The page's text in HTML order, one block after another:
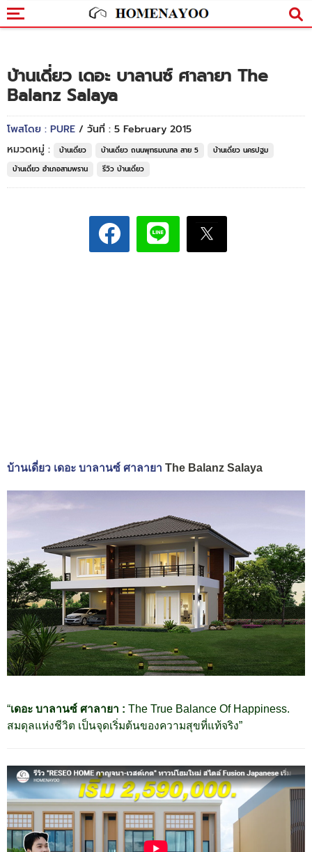
บ้านเดี่ยว เดอะ บาลานซ์ ศาลายา The
Balanz Salaya
โพสโดย : PURE / วันที่ : 5 February 2015
หมวดหมู่ :
บ้านเดี่ยว บ้านเดี่ยว ถนนพุทธมณฑล สาย 5
บ้านเดี่ยว นครปฐม
บ้านเดี่ยว อำเภอสามพราน
รีวิว บ้านเดี่ยว
บ้านเดี่ยว เดอะ บาลานซ์ ศาลายา The Balanz Salaya
“เดอะ บาลานซ์ ศาลายา : The True Balance Of Happiness.
สมดุลแห่งชีวิต เป็นจุดเริ่มต้นของความสุขที่แท้จริง”